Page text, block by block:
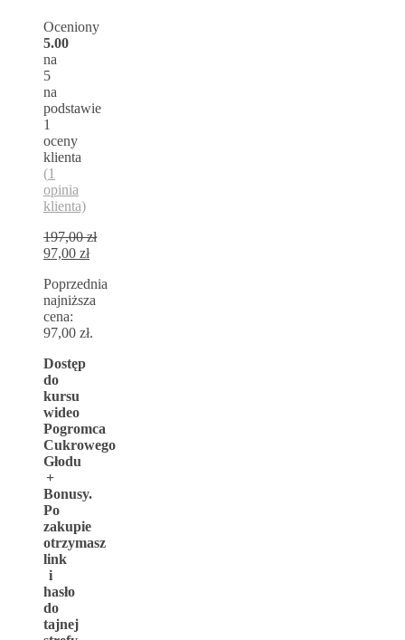
Oceniony
5.00
na
5
na
podstawie
1
oceny
klienta
(1
opinia
klienta)
197,00zł
Pierwotna
wynosiła:
197,00 zł.
97,00 zł
cena
wynosi:
97,00 zł.
Poprzednia
najniższa
cena:
97,00 zł.
Dostęp
do
kursu
wideo
Pogromca
Cukrowego
Głodu
+
Bonusy.
Po
zakupie
otrzymasz
link
i
hasło
do
tajnej